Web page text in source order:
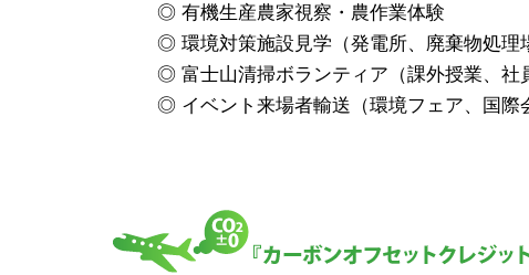
◎ 有機生産農家視察・農作業体験
◎ 環境対策施設見学（発電所、廃棄物処理
◎ 富士山清掃ボランティア（課外授業、社
◎ イベント来場者輸送（環境フェア、国際